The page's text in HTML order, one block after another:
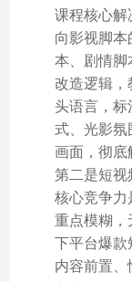
课程核心解
向影视脚本
本、剧情脚
改造逻辑，
头语言，
式、光影氛
画面，彻底
第二是短视
核心竞争力
重点模糊，
下平台爆款
内容前置